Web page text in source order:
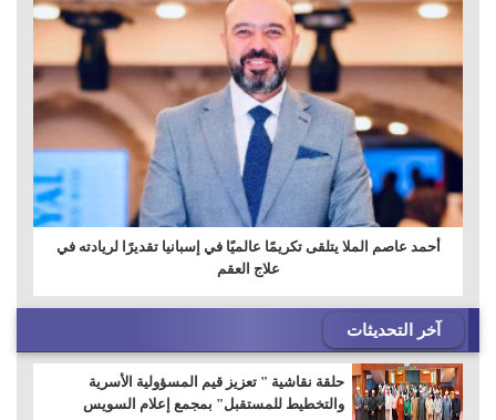
أحمد عاصم الملا يتلقى تكريمًا عالميًا في إسبانيا تقديرًا لريادته في
علاج العقم
آخر التحديثات
حلقة نقاشية " تعزيز قيم المسؤولية الأسرية
والتخطيط للمستقبل" بمجمع إعلام السويس